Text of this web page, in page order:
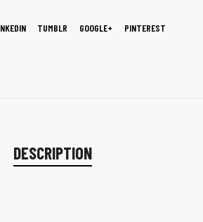
TUMBLR GOOGLE+
PINTEREST
DESCRIPTION